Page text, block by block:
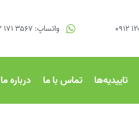
واتساپ: ۳۵۶۷ ۱۷۱ ۰۹۱۲
تاییدیه‌ها تماس با ما درباره ما